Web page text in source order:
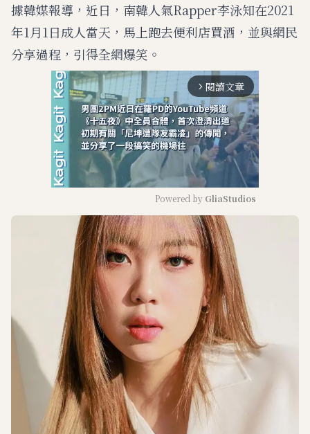
據韓媒報導，近日，南韓人氣Rapper李泳知在2021
年1月1日成人當天，馬上跑去便利店買酒，並與網民
分享過程，引得全網爆笑。
arrow_forward_ios 閱讀文章
M
u
t
e
Powered by GliaStudios